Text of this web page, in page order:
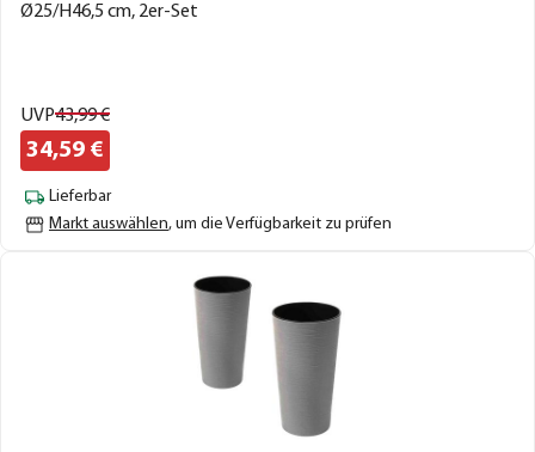
Ø25/H46,5 cm, 2er-Set
UVP43,99€
34,59 €
Lieferbar
Markt auswählen, um die Verfügbarkeit zu prüfen